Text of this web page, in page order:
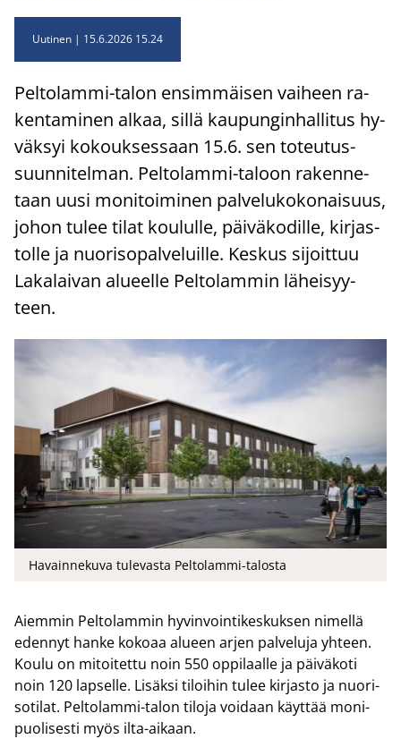
Uutinen 15.6.2026 15.24
Peltolammi-​talon en­sim­mäi­sen vai­heen ra­
ken­ta­mi­nen alkaa, sillä kau­pun­gin­hal­li­tus hy­
väk­syi ko­kouk­ses­saan 15.6. sen to­teu­tus­
suun­ni­tel­man. Peltolammi-​taloon ra­ken­ne­
taan uusi mo­ni­toi­mi­nen pal­ve­lu­ko­ko­nai­suus,
johon tulee tilat kou­lul­le, päi­vä­ko­dil­le, kir­jas­
tol­le ja nuo­ri­so­pal­ve­luil­le. Kes­kus si­joit­tuu
La­ka­lai­van alu­eel­le Pel­to­lam­min lä­hei­syy­
teen.
Havainnekuva tulevasta Peltolammi-talosta
Ai­em­min Pel­to­lam­min hy­vin­voin­ti­kes­kuk­sen ni­mel­lä
eden­nyt hanke ko­ko­aa alu­een arjen pal­ve­lu­ja yh­teen.
Koulu on mi­toi­tet­tu noin 550 op­pi­laal­le ja päi­vä­ko­ti
noin 120 lap­sel­le. Li­säk­si ti­loi­hin tulee kir­jas­to ja nuo­ri­
so­ti­lat. Peltolammi-​talon ti­lo­ja voi­daan käyt­tää mo­ni­
puo­li­ses­ti myös ilta-​aikaan.